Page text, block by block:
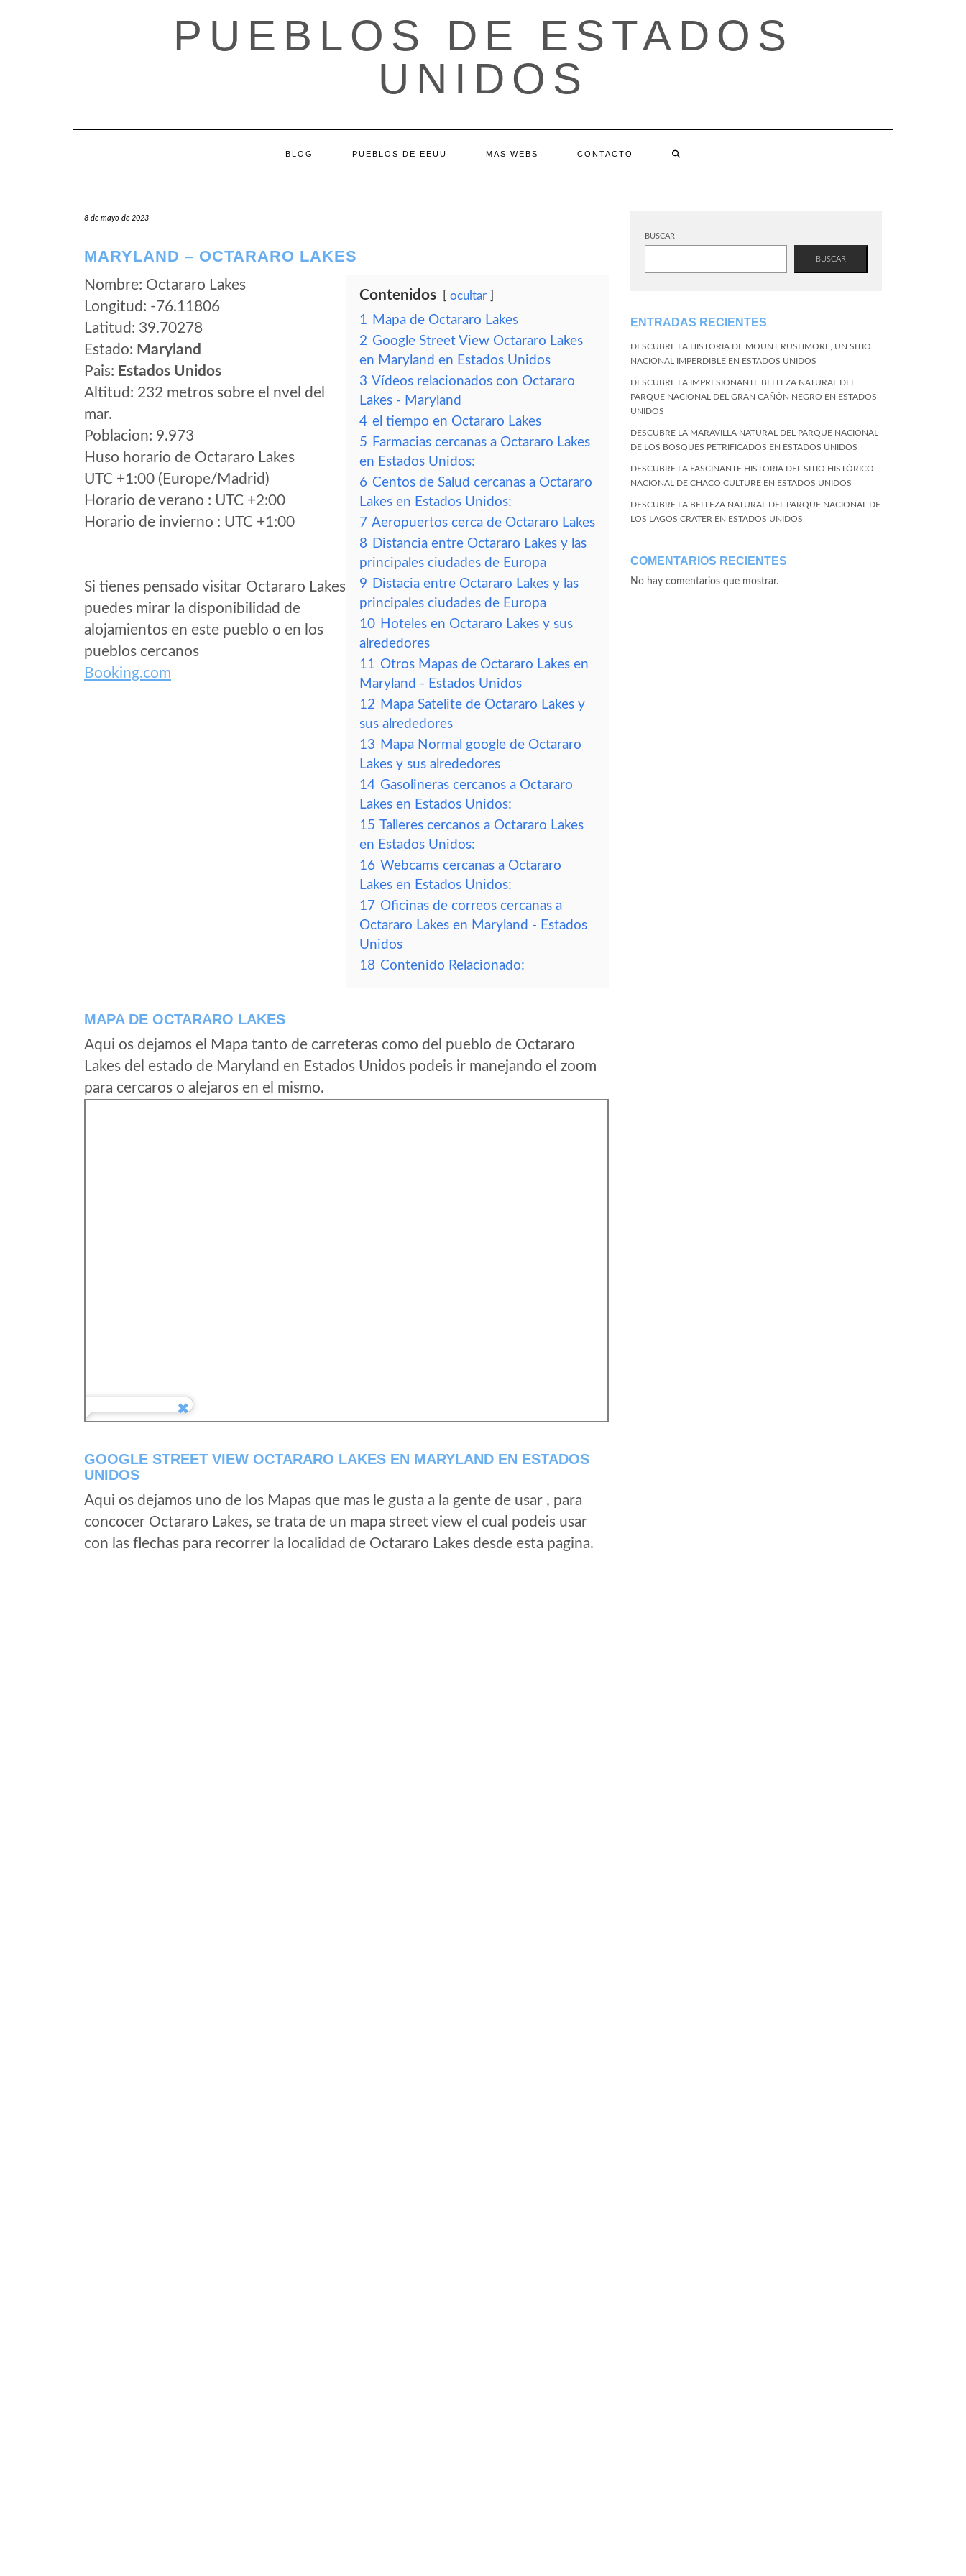
PUEBLOS DE ESTADOS
UNIDOS
BLOG PUEBLOS DE EEUU MAS WEBS CONTACTO
8 de mayo de 2023
MARYLAND – OCTARARO LAKES
Nombre: Octararo Lakes
Longitud: -76.11806
Latitud: 39.70278
Estado: Maryland
Pais: Estados Unidos
Altitud: 232 metros sobre el nvel del
mar.
Poblacion: 9.973
Huso horario de Octararo Lakes
UTC +1:00 (Europe/Madrid)
Horario de verano : UTC +2:00
Horario de invierno : UTC +1:00
Si tienes pensado visitar Octararo Lakes
puedes mirar la disponibilidad de
alojamientos en este pueblo o en los
pueblos cercanos
Booking.com
Contenidos ocultar
1 Mapa de Octararo Lakes
2 Google Street View Octararo Lakes
en Maryland en Estados Unidos
3 Vídeos relacionados con Octararo
Lakes - Maryland
4 el tiempo en Octararo Lakes
5 Farmacias cercanas a Octararo Lakes
en Estados Unidos:
6 Centos de Salud cercanas a Octararo
Lakes en Estados Unidos:
7 Aeropuertos cerca de Octararo Lakes
8 Distancia entre Octararo Lakes y las
principales ciudades de Europa
9 Distacia entre Octararo Lakes y las
principales ciudades de Europa
10 Hoteles en Octararo Lakes y sus
alrededores
11 Otros Mapas de Octararo Lakes en
Maryland - Estados Unidos
12 Mapa Satelite de Octararo Lakes y
sus alrededores
13 Mapa Normal google de Octararo
Lakes y sus alrededores
14 Gasolineras cercanos a Octararo
Lakes en Estados Unidos:
15 Talleres cercanos a Octararo Lakes
en Estados Unidos:
16 Webcams cercanas a Octararo
Lakes en Estados Unidos:
17 Oficinas de correos cercanas a
Octararo Lakes en Maryland - Estados
Unidos
18 Contenido Relacionado:
MAPA DE OCTARARO LAKES
Aqui os dejamos el Mapa tanto de carreteras como del pueblo de Octararo
Lakes del estado de Maryland en Estados Unidos podeis ir manejando el zoom
para cercaros o alejaros en el mismo.
GOOGLE STREET VIEW OCTARARO LAKES EN MARYLAND EN ESTADOS
UNIDOS
Aqui os dejamos uno de los Mapas que mas le gusta a la gente de usar , para
concocer Octararo Lakes, se trata de un mapa street view el cual podeis usar
con las flechas para recorrer la localidad de Octararo Lakes desde esta pagina.
BUSCAR
BUSCAR
ENTRADAS RECIENTES
DESCUBRE LA HISTORIA DE MOUNT RUSHMORE, UN SITIO
NACIONAL IMPERDIBLE EN ESTADOS UNIDOS
DESCUBRE LA IMPRESIONANTE BELLEZA NATURAL DEL
PARQUE NACIONAL DEL GRAN CAÑÓN NEGRO EN ESTADOS
UNIDOS
DESCUBRE LA MARAVILLA NATURAL DEL PARQUE NACIONAL
DE LOS BOSQUES PETRIFICADOS EN ESTADOS UNIDOS
DESCUBRE LA FASCINANTE HISTORIA DEL SITIO HISTÓRICO
NACIONAL DE CHACO CULTURE EN ESTADOS UNIDOS
DESCUBRE LA BELLEZA NATURAL DEL PARQUE NACIONAL DE
LOS LAGOS CRATER EN ESTADOS UNIDOS
COMENTARIOS RECIENTES
No hay comentarios que mostrar.